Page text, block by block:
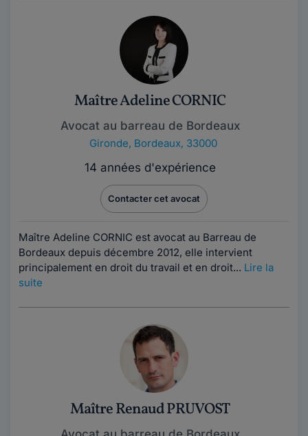
Maître Adeline CORNIC
Avocat au barreau de Bordeaux
Gironde, Bordeaux, 33000
14 années d'expérience
Contacter cet avocat
Maître Adeline CORNIC est avocat au Barreau de
Bordeaux depuis décembre 2012, elle intervient
principalement en droit du travail et en droit... Lire la
suite
Maître Renaud PRUVOST